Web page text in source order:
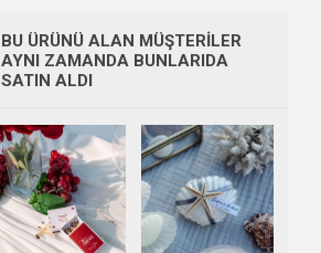
BU ÜRÜNÜ ALAN MÜŞTERILER
AYNI ZAMANDA BUNLARIDA
SATIN ALDI